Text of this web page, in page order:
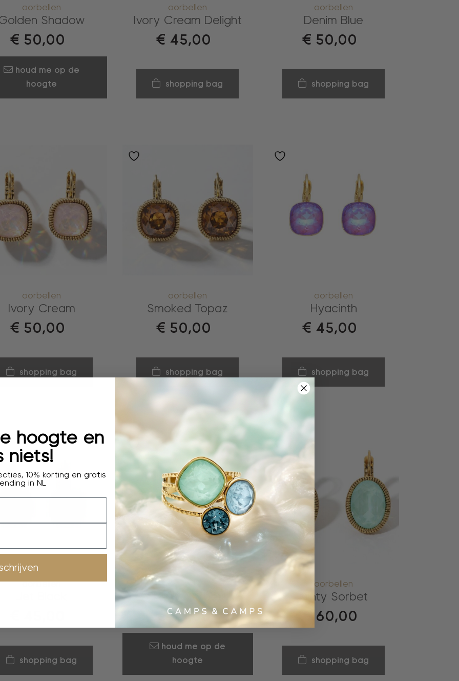
oorbellen
Shadow
€ 50,00
houd me op de
hoogte
oorbellen
Ivory Cream Delight
€ 45,00
shopping bag
oorbellen
Denim Blue
€ 50,00
shopping bag
oorbellen
Ivory Cream
€ 50,00
shopping bag
oorbellen
Smoked Topaz
€ 50,00
shopping bag
oorbellen
Hyacinth
€ 45,00
shopping bag
oorbellen
shopping bag
oorbellen
Minty Sorbet
50,00
houd me op de
hoogte
oorbellen
Minty Sorbet
€60,00
shopping bag
hoogte en
niets!
10% korting en gratis
in NL